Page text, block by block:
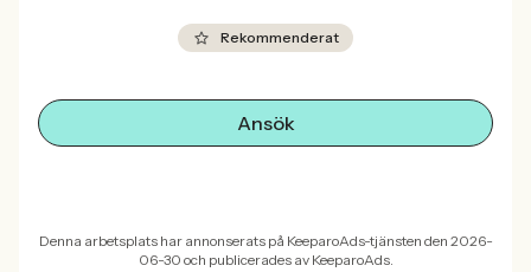
Rekommenderat
Ansök
Denna arbetsplats har annonserats på KeeparoAds-tjänsten den 2026-
06-30 och publicerades av KeeparoAds.